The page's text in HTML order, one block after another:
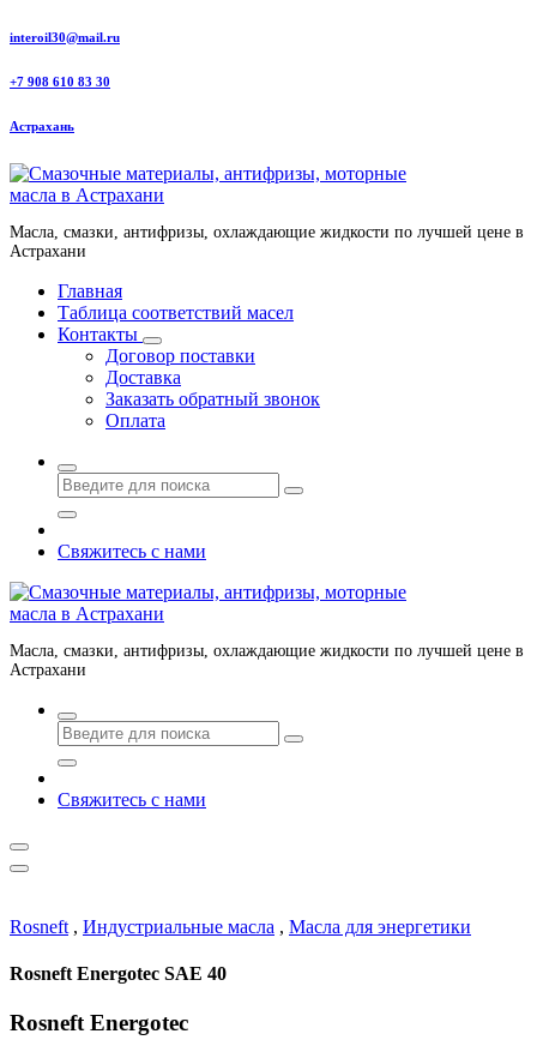
Перейти
содержанию
interoil30@mail.ru
+7 908 610 83 30
Астрахань
Масла, смазки, антифризы, охлаждающие жидкости по лучшей цене в
Астрахани
Главная
Таблица соответствий масел
Контакты
Договор поставки
Доставка
Заказать обратный звонок
Оплата
Свяжитесь с нами
Масла, смазки, антифризы, охлаждающие жидкости по лучшей цене в
Астрахани
Свяжитесь с нами
Rosneft , Индустриальные масла , Масла для энергетики
Rosneft Energotec SAE 40
Rosneft Energotec